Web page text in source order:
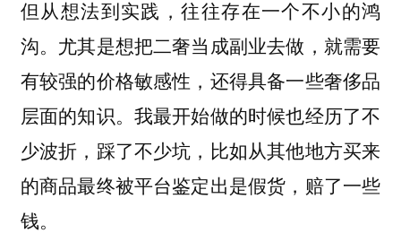
但从想法到实践，往往存在一个不小的鸿
沟。尤其是想把二奢当成副业去做，就需要
有较强的价格敏感性，还得具备一些奢侈品
层面的知识。我最开始做的时候也经历了不
少波折，踩了不少坑，比如从其他地方买来
的商品最终被平台鉴定出是假货，赔了一些
钱。